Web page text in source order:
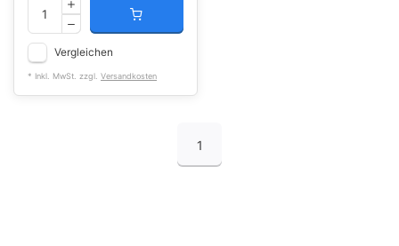
Vergleichen
* Inkl. MwSt. zzgl. Versandkosten
1